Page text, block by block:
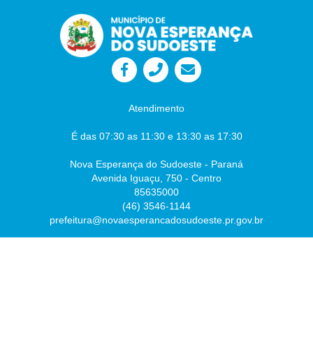
Atendimento
É das 07:30 as 11:30 e 13:30 as 17:30
Nova Esperança do Sudoeste - Paraná
Avenida Iguaçu, 750 - Centro
85635000
(46) 3546-1144
prefeitura@novaesperancadosudoeste.pr.gov.br